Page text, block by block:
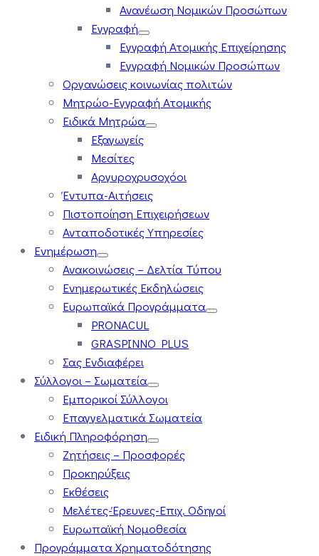
Ανανέωση Νομικών Προσώπων
Εγγραφή
Εγγραφή Ατομικής Επιχείρησης
Εγγραφή Νομικών Προσώπων
Οργανώσεις κοινωνίας πολιτών
Μητρώο-Εγγραφή Ατομικής
Ειδικά Μητρώα
Εξαγωγείς
Μεσίτες
Αργυροχρυσοχόοι
Έντυπα-Αιτήσεις
Πιστοποίηση Επιχειρήσεων
Ανταποδοτικές Υπηρεσίες
Ενημέρωση
Ανακοινώσεις – Δελτία Τύπου
Ενημερωτικές Εκδηλώσεις
Ευρωπαϊκά Προγράμματα
PRONACUL
GRASPINNO PLUS
Σας Ενδιαφέρει
Σύλλογοι – Σωματεία
Εμπορικοί Σύλλογοι
Επαγγελματικά Σωματεία
Ειδική Πληροφόρηση
Ζητήσεις – Προσφορές
Προκηρύξεις
Εκθέσεις
Μελέτες-Έρευνες-Επιχ. Οδηγοί
Ευρωπαϊκή Νομοθεσία
Προγράμματα Χρηματοδότησης